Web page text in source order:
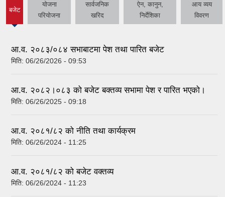
बजेट
tab)
योजना
परियोजना
सार्वजनिक
खरिद
ऐन, कानुन,
निर्देशिका
आय व्यय
विवरण
आ.व. २०८३/०८४ सभाबाटमा पेश तथा पारित बजेट
मिति: 06/26/2026 - 09:53
आ‍.व. २०८२।०८३ को बजेट बक्तव्य सभामा पेश र पारित भएको।
मिति: 06/26/2025 - 09:18
आ.व. २०८१/८२ को नीति तथा कार्यक्रम
मिति: 06/26/2024 - 11:25
आ.व. २०८१/८२ को बजेट वक्तव्य
मिति: 06/26/2024 - 11:23